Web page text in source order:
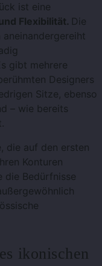
ist eine
Flexibilität. Die
gibt mehrere
Designers
Sitze, ebenso
– wie bereits
die auf den ersten
Konturen
die Bedürfnisse
ikonischen